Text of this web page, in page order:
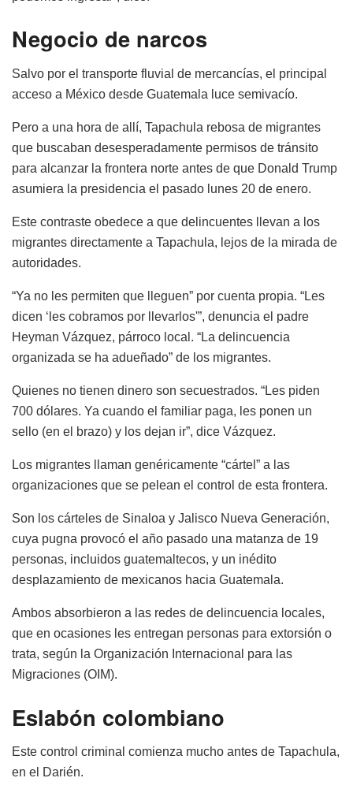
Negocio de narcos
Salvo por el transporte fluvial de mercancías, el principal
acceso a México desde Guatemala luce semivacío.
Pero a una hora de allí, Tapachula rebosa de migrantes
que buscaban desesperadamente permisos de tránsito
para alcanzar la frontera norte antes de que Donald Trump
asumiera la presidencia el pasado lunes 20 de enero.
Este contraste obedece a que delincuentes llevan a los
migrantes directamente a Tapachula, lejos de la mirada de
autoridades.
“Ya no les permiten que lleguen” por cuenta propia. “Les
dicen ‘les cobramos por llevarlos'”, denuncia el padre
Heyman Vázquez, párroco local. “La delincuencia
organizada se ha adueñado” de los migrantes.
Quienes no tienen dinero son secuestrados. “Les piden
700 dólares. Ya cuando el familiar paga, les ponen un
sello (en el brazo) y los dejan ir”, dice Vázquez.
Los migrantes llaman genéricamente “cártel” a las
organizaciones que se pelean el control de esta frontera.
Son los cárteles de Sinaloa y Jalisco Nueva Generación,
cuya pugna provocó el año pasado una matanza de 19
personas, incluidos guatemaltecos, y un inédito
desplazamiento de mexicanos hacia Guatemala.
Ambos absorbieron a las redes de delincuencia locales,
que en ocasiones les entregan personas para extorsión o
trata, según la Organización Internacional para las
Migraciones (OIM).
Eslabón colombiano
Este control criminal comienza mucho antes de Tapachula,
en el Darién.